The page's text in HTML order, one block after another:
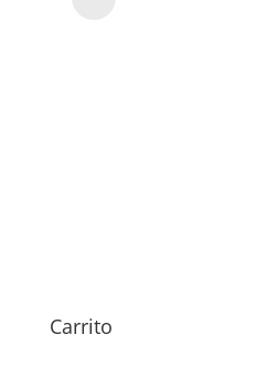
Carrito